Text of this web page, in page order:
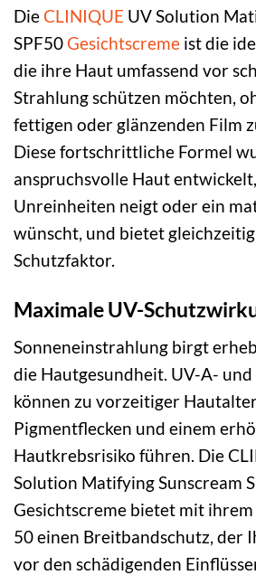
DieCLINIQUE UV Solution
SPF50Gesichtscreme ist die
die ihre Haut umfassend vor
Strahlung schützen möchten,
fettigen oder glänzenden Film
Diese fortschrittliche Formel
anspruchsvolle Haut
Unreinheiten neigt oder ein
wünscht, und bietet
Schutzfaktor.
Maximale UV-
Sonneneinstrahlung birgt
die Hautgesundheit. UV-A-
können zu vorzeitiger
Pigmentflecken und einem
Hautkrebsrisiko führen. Die
Solution Matifying Sunscream
Gesichtscreme bietet mit
50 einen Breitbandschutz, der
vor den schädigenden